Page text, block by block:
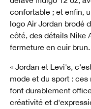
confortable ; et enfin,
logo Air Jordan brodé
côté, des détails Nike
fermeture en cuir brun.
« Jordan et Levi's,
mode et du sport :
font durablement
créativité et